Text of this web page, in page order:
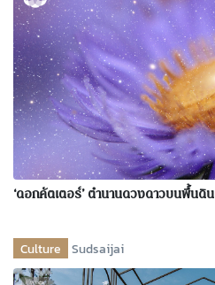
‘ดอกคัตเตอร์’ ตำนานดวงดาวบนพื้นดิน
Culture Sudsaijai